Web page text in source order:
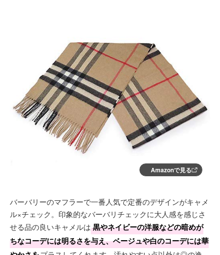
Amazonで見る
バーバリーのマフラーで一番人気で定番のデザインがキャメ
ル×チェック。印象的なバーバリチェックに大人感を感じさ
せる品の良いキャメルは 黒やネイビーの洋服などの暗めが
ちなコーデには明るさを与え、ベージュや白のコーデには華